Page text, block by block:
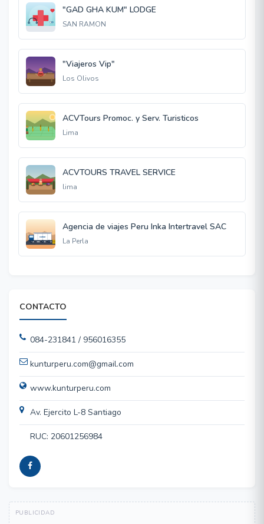
"GAD GHA KUM" LODGE
SAN RAMON
"Viajeros Vip"
Los Olivos
ACVTours Promoc. y Serv. Turisticos
Lima
ACVTOURS TRAVEL SERVICE
lima
Agencia de viajes Peru Inka Intertravel SAC
La Perla
CONTACTO
084-231841 / 956016355
kunturperu.com@gmail.com
www.kunturperu.com
Av. Ejercito L-8 Santiago
RUC: 20601256984